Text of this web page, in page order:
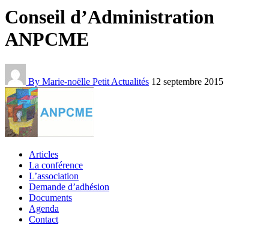
Conseil d’Administration
ANPCME
By Marie-noëlle Petit Actualités 12 septembre 2015
Articles
La conférence
L’association
Demande d’adhésion
Documents
Agenda
Contact